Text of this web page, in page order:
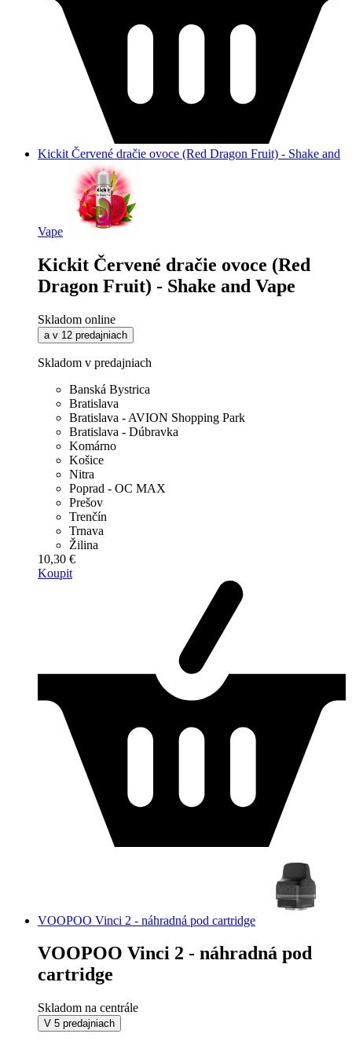
Kickit Červené dračie ovoce (Red Dragon Fruit) - Shake and
Vape
Kickit Červené dračie ovoce (Red
Dragon Fruit) - Shake and Vape
Skladom online
a v 12 predajniach
Skladom v predajniach
Banská Bystrica
Bratislava
Bratislava - AVION Shopping Park
Bratislava - Dúbravka
Komárno
Košice
Nitra
Poprad - OC MAX
Prešov
Trenčín
Trnava
Žilina
10,30 €
Koupit
VOOPOO Vinci 2 - náhradná pod cartridge
VOOPOO Vinci 2 - náhradná pod
cartridge
Skladom na centrále
V 5 predajniach